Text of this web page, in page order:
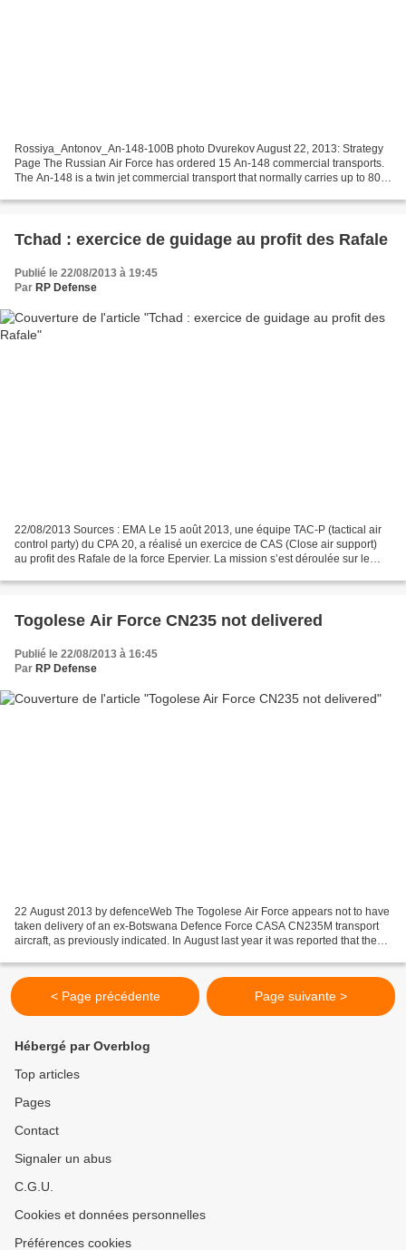
Rossiya_Antonov_An-148-100B photo Dvurekov August 22, 2013: Strategy
Page The Russian Air Force has ordered 15 An-148 commercial transports.
The An-148 is a twin jet commercial transport that normally carries up to 80
Tchad : exercice de guidage au profit des Rafale
Publié le 22/08/2013 à 19:45
Par RP Defense
22/08/2013 Sources : EMA Le 15 août 2013, une équipe TAC-P (tactical air
control party) du CPA 20, a réalisé un exercice de CAS (Close air support)
au profit des Rafale de la force Epervier. La mission s’est déroulée sur le
Togolese Air Force CN235 not delivered
Publié le 22/08/2013 à 16:45
Par RP Defense
22 August 2013 by defenceWeb The Togolese Air Force appears not to have
taken delivery of an ex-Botswana Defence Force CASA CN235M transport
aircraft, as previously indicated. In August last year it was reported that the
< Page précédente Page suivante >
Hébergé par Overblog
Top articles
Pages
Contact
Signaler un abus
C.G.U.
Cookies et données personnelles
Préférences cookies